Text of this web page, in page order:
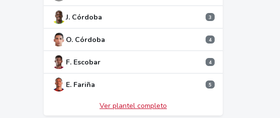
J. Córdoba 3
O. Córdoba 4
F. Escobar 4
E. Fariña 5
Ver plantel completo